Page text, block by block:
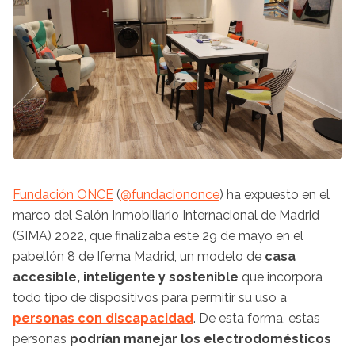
Fundación ONCE (@fundaciononce) ha expuesto en el
marco del Salón Inmobiliario Internacional de Madrid
(SIMA) 2022, que finalizaba este 29 de mayo en el
pabellón 8 de Ifema Madrid, un modelo de casa
accesible, inteligente y sostenible que incorpora
todo tipo de dispositivos para permitir su uso a
personas con discapacidad. De esta forma, estas
personas podrían manejar los electrodomésticos